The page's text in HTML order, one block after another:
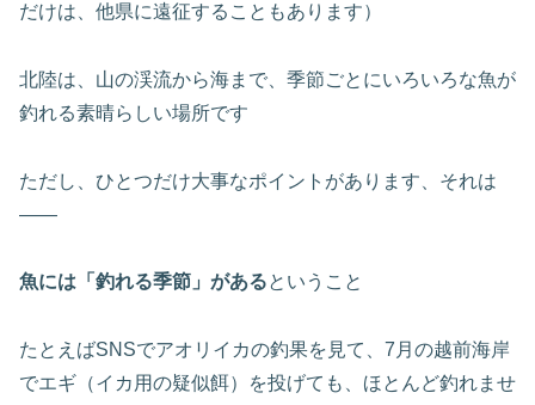
だけは、他県に遠征することもあります）
北陸は、山の渓流から海まで、季節ごとにいろいろな魚が
釣れる素晴らしい場所です
ただし、ひとつだけ大事なポイントがあります、それは
——
魚には「釣れる季節」があるということ
たとえばSNSでアオリイカの釣果を見て、7月の越前海岸
でエギ（イカ用の疑似餌）を投げても、ほとんど釣れませ